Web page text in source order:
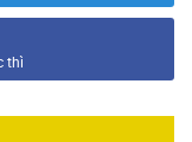
thì